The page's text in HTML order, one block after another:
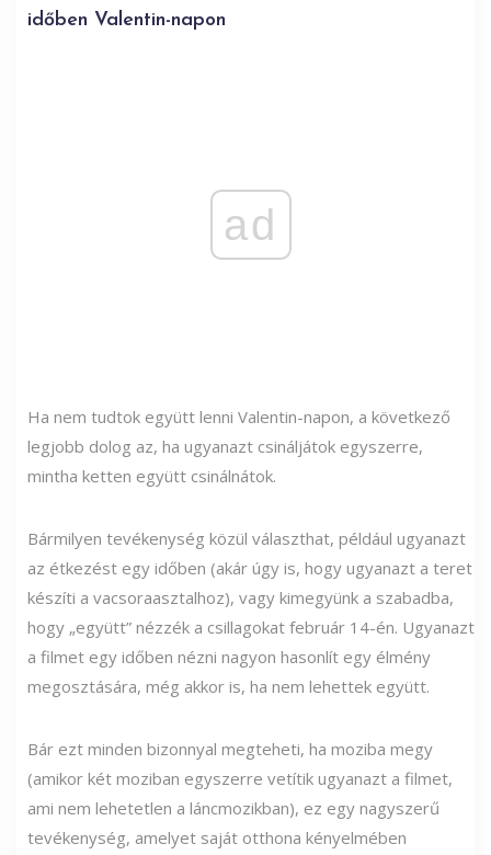
időben Valentin-napon
ad
Ha nem tudtok együtt lenni Valentin-napon, a következő
legjobb dolog az, ha ugyanazt csináljátok egyszerre,
mintha ketten együtt csinálnátok.
Bármilyen tevékenység közül választhat, például ugyanazt
az étkezést egy időben (akár úgy is, hogy ugyanazt a teret
készíti a vacsoraasztalhoz), vagy kimegyünk a szabadba,
hogy „együtt” nézzék a csillagokat február 14-én. Ugyanazt
a filmet egy időben nézni nagyon hasonlít egy élmény
megosztására, még akkor is, ha nem lehettek együtt.
Bár ezt minden bizonnyal megteheti, ha moziba megy
(amikor két moziban egyszerre vetítik ugyanazt a filmet,
ami nem lehetetlen a láncmozikban), ez egy nagyszerű
tevékenység, amelyet saját otthona kényelmében